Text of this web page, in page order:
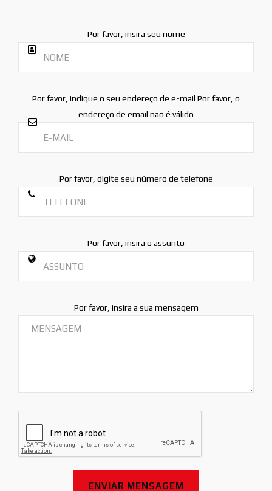
Por favor, insira seu nome
Por favor, indique o seu endereço de e-mail Por favor, o
endereço de email não é válido
Por favor, digite seu número de telefone
Por favor, insira o assunto
Por favor, insira a sua mensagem